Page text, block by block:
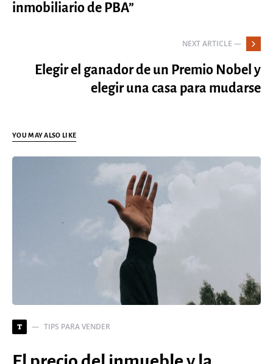
inmobiliario de PBA”
NEXT ARTICLE —
Elegir el ganador de un Premio Nobel y
elegir una casa para mudarse
YOU MAY ALSO LIKE
T TIPS PARA VENDER